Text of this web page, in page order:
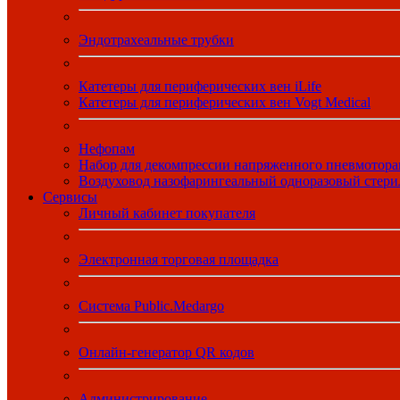
Эндотрахеальные трубки
Катетеры для периферических вен iLife
Катетеры для периферических вен Vogt Medical
Нефопам
Набор для декомпрессии напряженного
Воздуховод назофарингеальный одноразовый
Сервисы
Личный кабинет покупателя
Электронная торговая площадка
Система Public.Medargo
Онлайн-генератор QR кодов